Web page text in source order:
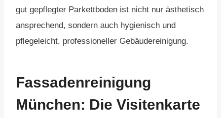
gut gepflegter Parkettboden ist nicht nur ästhetisch
ansprechend, sondern auch hygienisch und
pflegeleicht. professioneller Gebäudereinigung.
Fassadenreinigung
München: Die Visitenkarte